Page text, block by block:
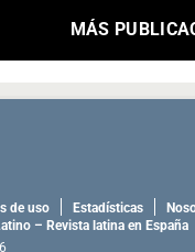
MÁS
de uso Estadísticas
– Revista latina en España